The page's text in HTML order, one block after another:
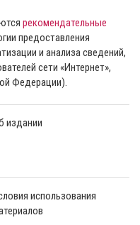
рекомендательные
предоставления
и анализа сведений,
сети «Интернет»,
Федерации).
издании
использования